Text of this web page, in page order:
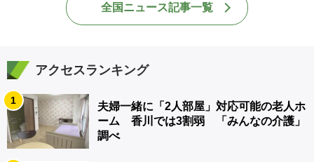
全国ニュース記事一覧
アクセスランキング
1
夫婦一緒に「2人部屋」対応可能の老人ホ
ーム 香川では3割弱 「みんなの介護」
調べ